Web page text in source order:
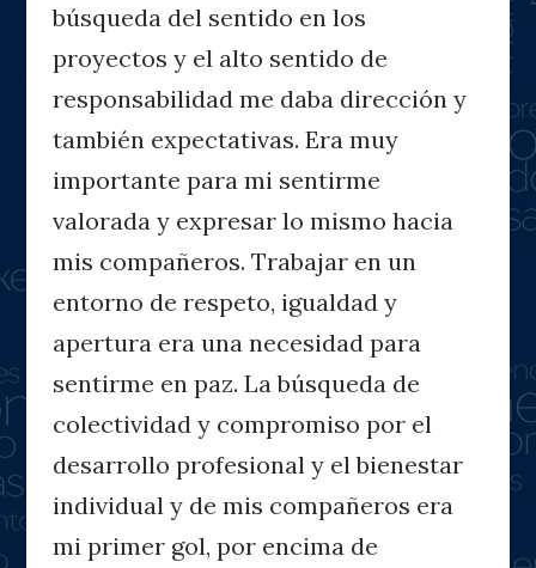
búsqueda del sentido en los
proyectos y el alto sentido de
responsabilidad me daba dirección y
también expectativas. Era muy
importante para mi sentirme
valorada y expresar lo mismo hacia
mis compañeros. Trabajar en un
entorno de respeto, igualdad y
apertura era una necesidad para
sentirme en paz. La búsqueda de
colectividad y compromiso por el
desarrollo profesional y el bienestar
individual y de mis compañeros era
mi primer gol, por encima de